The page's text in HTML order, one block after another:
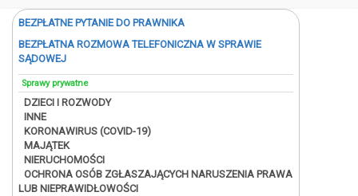
BEZPŁATNE PYTANIE DO PRAWNIKA
BEZPŁATNA ROZMOWA TELEFONICZNA W SPRAWIE
SĄDOWEJ
Sprawy prywatne
DZIECI I ROZWODY
INNE
KORONAWIRUS (COVID-19)
MAJĄTEK
NIERUCHOMOŚCI
OCHRONA OSÓB ZGŁASZAJĄCYCH NARUSZENIA PRAWA
LUB NIEPRAWIDŁOWOŚCI